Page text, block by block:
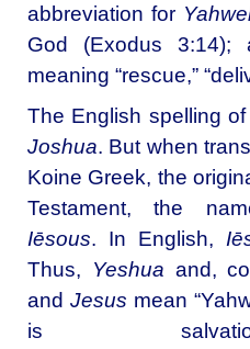
abbreviation for
God (Exodus 3:14);
meaning “rescue,”
The English spelling
Joshua. But when
Koine Greek, the
Testament, the
Iēsous. In English,
Thus,
Yeshua and,
and Jesus mean
is